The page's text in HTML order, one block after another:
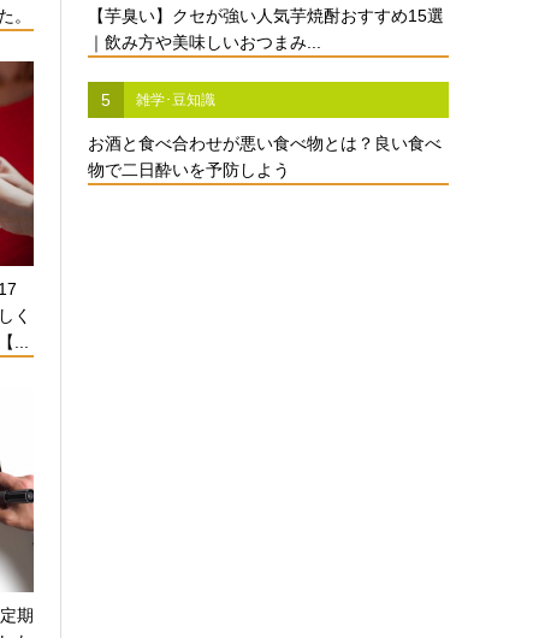
。
く
...
期
【芋臭い】クセが強い人気芋焼酎おすすめ15選
｜飲み方や美味しいおつまみ...
5 雑学･豆知識
お酒と食べ合わせが悪い食べ物とは？良い食べ
物で二日酔いを予防しよう